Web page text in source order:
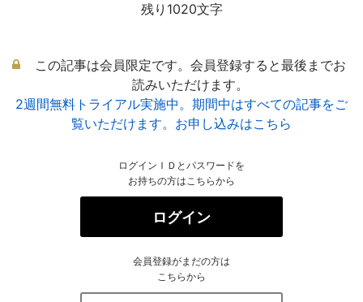
残り1020文字
この記事は会員限定です。会員登録すると最後までお
読みいただけます。
2週間無料トライアル実施中。期間中はすべての記事をご
覧いただけます。お申し込みはこちら
ログインＩＤとパスワードを
お持ちの方はこちらから
ログイン
会員登録がまだの方は
こちらから